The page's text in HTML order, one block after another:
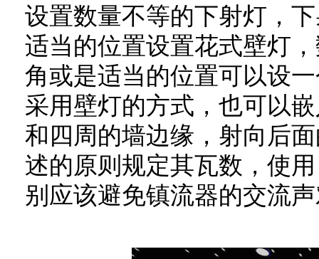
设置数量不等的下射灯，
适当的位置设置花式壁灯
角或是适当的位置可以设
采用壁灯的方式，也可以
和四周的墙边缘，射向后
述的原则规定其瓦数，使
别应该避免镇流器的交流